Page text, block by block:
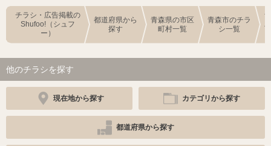
チラシ・広告掲載の
Shufoo!（シュフ
ー）
都道府県から
探す
青森県の市区
町村一覧
青森市のチラ
シ一覧
他のチラシを探す
現在地から探す カテゴリから探す
都道府県から探す